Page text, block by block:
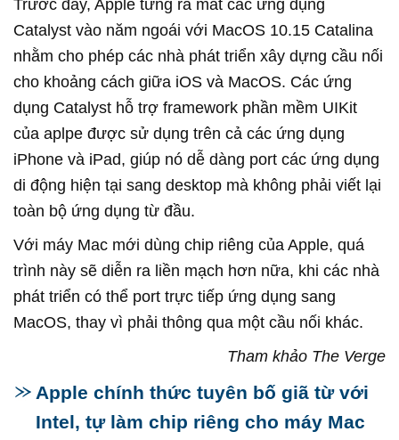
Trước đây, Apple từng ra mắt các ứng dụng
Catalyst vào năm ngoái với MacOS 10.15 Catalina
nhằm cho phép các nhà phát triển xây dựng cầu nối
cho khoảng cách giữa iOS và MacOS. Các ứng
dụng Catalyst hỗ trợ framework phần mềm UIKit
của aplpe được sử dụng trên cả các ứng dụng
iPhone và iPad, giúp nó dễ dàng port các ứng dụng
di động hiện tại sang desktop mà không phải viết lại
toàn bộ ứng dụng từ đầu.
Với máy Mac mới dùng chip riêng của Apple, quá
trình này sẽ diễn ra liền mạch hơn nữa, khi các nhà
phát triển có thể port trực tiếp ứng dụng sang
MacOS, thay vì phải thông qua một cầu nối khác.
Tham khảo The Verge
Apple chính thức tuyên bố giã từ với
Intel, tự làm chip riêng cho máy Mac